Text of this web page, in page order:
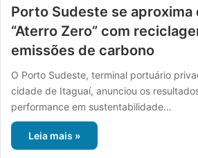
Porto Sudeste se aproxima
“Aterro Zero” com
emissões de carbono
O Porto Sudeste, terminal portuário
cidade de Itaguaí, anunciou os
performance em sustentabilidade…
Leia mais »